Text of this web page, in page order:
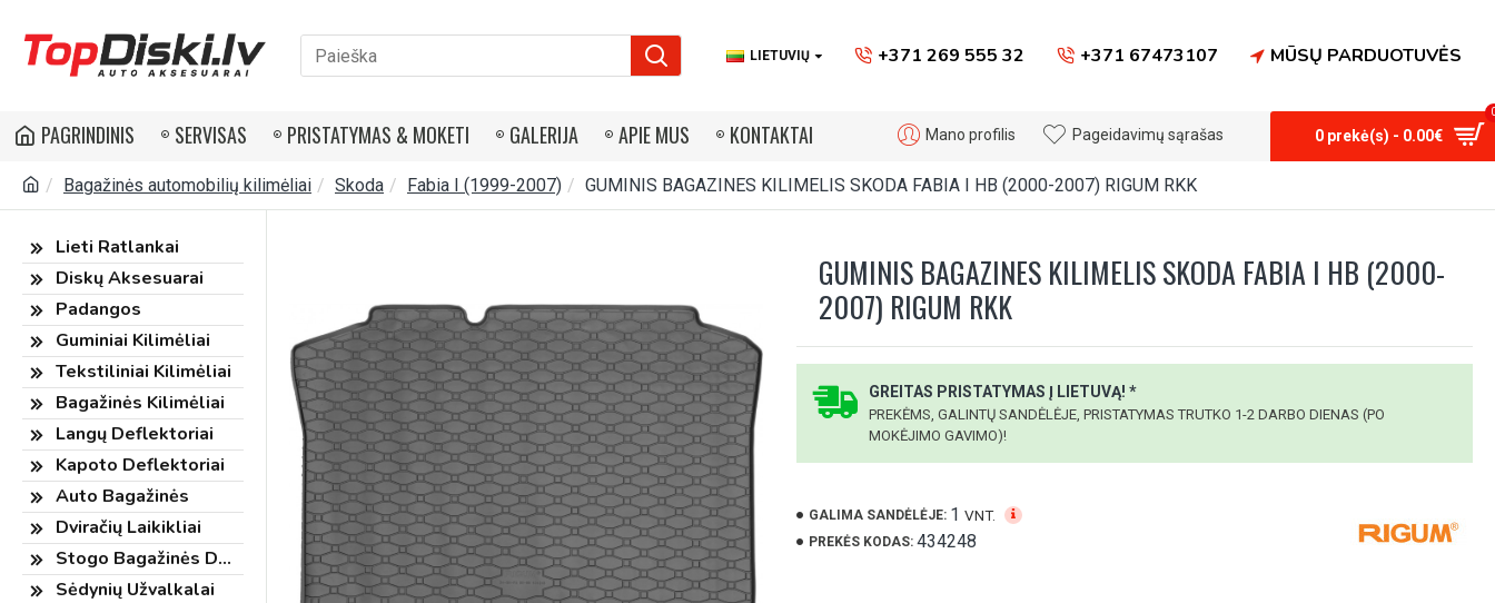
LIETUVIŲ +371 269 555 32 +371 67473107 MŪSŲ PARDUOTUVĖS
PAGRINDINIS SERVISAS PRISTATYMAS & MOKETI GALERIJA APIE MUS KONTAKTAI Mano profilis Pageidavimų sąrašas 0 prekė(s) - 0.00€
Bagažinės automobilių kilimėliai Skoda Fabia I (1999-2007) GUMINIS BAGAZINES KILIMELIS SKODA FABIA I HB (2000-2007) RIGUM RKK
Lieti Ratlankai
Diskų Aksesuarai
Padangos
Guminiai Kilimėliai
Tekstiliniai Kilimėliai
Bagažinės Kilimėliai
Langų Deflektoriai
Kapoto Deflektoriai
Auto Bagažinės
Dviračių Laikikliai
Stogo Bagažinės Dėžės
Sėdynių Užvalkalai
GUMINIS BAGAZINES KILIMELIS SKODA FABIA I HB (2000-
2007) RIGUM RKK
GREITAS PRISTATYMAS Į LIETUVĄ! *
PREKĖMS, GALINTŲ SANDĖLĖJE, PRISTATYMAS TRUTKO 1-2 DARBO DIENAS (PO
MOKĖJIMO GAVIMO)!
GALIMA SANDĖLĖJE: 1 VNT.
PREKĖS KODAS: 434248